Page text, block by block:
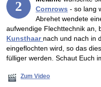
2
Cornrows - so lang
Abrehet wendete
aufwendige Flechttechnik an,
Kunsthaar nach und nach in
eingeflochten wird, so das
fülliger werden. Schaut Euch
Zum Video